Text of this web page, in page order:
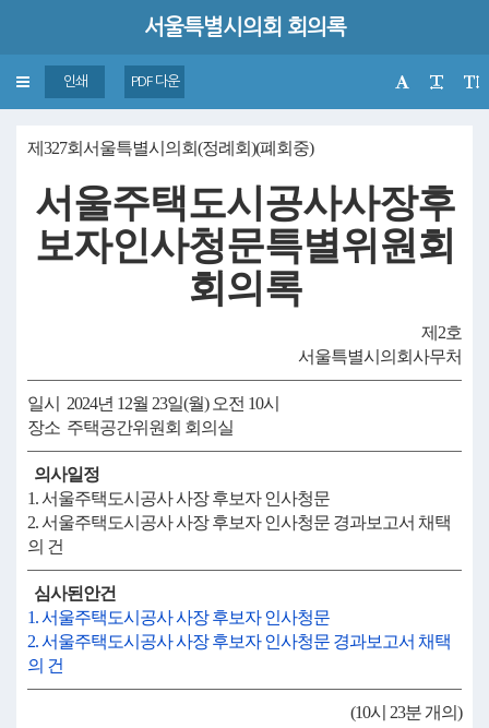
서울특별시의회 회의록
Toggle
navigation
인쇄 PDF 다운
제327회서울특별시의회(정례회)(폐회중)
서울주택도시공사사장후
보자인사청문특별위원회
회의록
제2호
서울특별시의회사무처
일시 2024년 12월 23일(월) 오전 10시
장소 주택공간위원회 회의실
의사일정
1. 서울주택도시공사 사장 후보자 인사청문
2. 서울주택도시공사 사장 후보자 인사청문 경과보고서 채택
의 건
심사된안건
1. 서울주택도시공사 사장 후보자 인사청문
2. 서울주택도시공사 사장 후보자 인사청문 경과보고서 채택
의 건
(10시 23분 개의)